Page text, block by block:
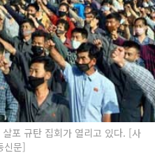
포 규탄 집회가 열리고 있다. [사
신문]